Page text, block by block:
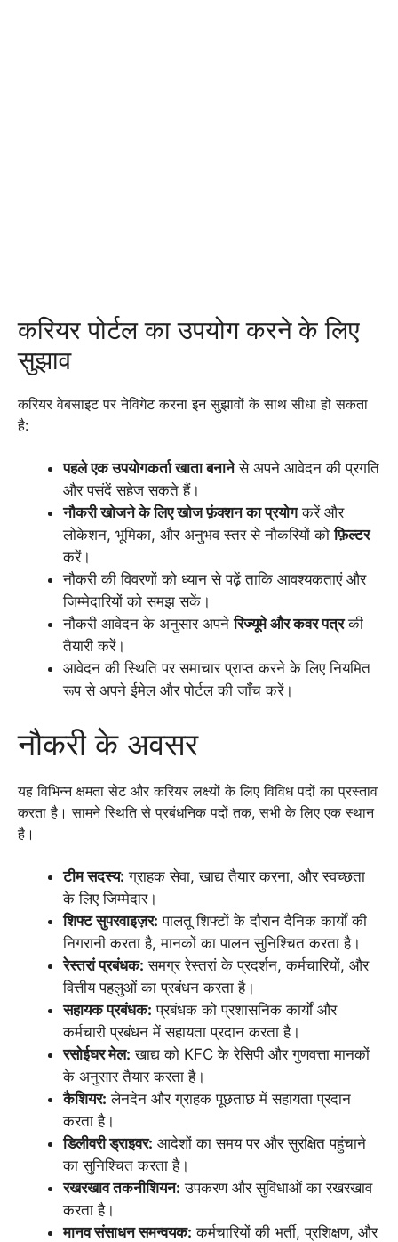
करियर पोर्टल का उपयोग करने के लिए
सुझाव
करियर वेबसाइट पर नेविगेट करना इन सुझावों के साथ सीधा हो सकता
है:
पहले एक उपयोगकर्ता खाता बनानेसे अपने आवेदन की प्रगति
और पसंदें सहेज सकते हैं।
नौकरी खोजने के लिए खोज फ़ंक्शन का प्रयोगकरें और
लोकेशन, भूमिका, और अनुभव स्तर से नौकरियों कोफ़िल्टर
करें।
नौकरी की विवरणों को ध्यान से पढ़ें ताकि आवश्यकताएं और
जिम्मेदारियों को समझ सकें।
नौकरी आवेदन के अनुसार अपनेरिज्यूमे और कवर पत्रकी
तैयारी करें।
आवेदन की स्थिति पर समाचार प्राप्त करने के लिए नियमित
रूप से अपने ईमेल और पोर्टल की जाँच करें।
नौकरी के अवसर
यह विभिन्न क्षमता सेट और करियर लक्ष्यों के लिए विविध पदों का प्रस्ताव
करता है। सामने स्थिति से प्रबंधनिक पदों तक, सभी के लिए एक स्थान
है।
टीम सदस्य: ग्राहक सेवा, खाद्य तैयार करना, और स्वच्छता
के लिए जिम्मेदार।
शिफ्ट सुपरवाइज़र: पालतू शिफ्टों के दौरान दैनिक कार्यों की
निगरानी करता है, मानकों का पालन सुनिश्चित करता है।
रेस्तरां प्रबंधक: समग्र रेस्तरां के प्रदर्शन, कर्मचारियों, और
वित्तीय पहलुओं का प्रबंधन करता है।
सहायक प्रबंधक: प्रबंधक को प्रशासनिक कार्यों और
कर्मचारी प्रबंधन में सहायता प्रदान करता है।
रसोईघर मेल: खाद्य को KFC के रेसिपी और गुणवत्ता मानकों
के अनुसार तैयार करता है।
कैशियर: लेनदेन और ग्राहक पूछताछ में सहायता प्रदान
करता है।
डिलीवरी ड्राइवर: आदेशों का समय पर और सुरक्षित पहुंचाने
का सुनिश्चित करता है।
रखरखाव तकनीशियन: उपकरण और सुविधाओं का रखरखाव
करता है।
मानव संसाधन समन्वयक: कर्मचारियों की भर्ती, प्रशिक्षण, और